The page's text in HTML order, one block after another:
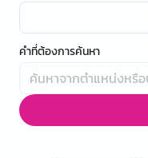
คำที่ต้องการค้นหา